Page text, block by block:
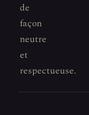
de
façon
neutre
et
respectueuse.